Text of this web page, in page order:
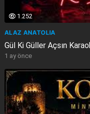
1.252
ALAZ ANATOLIA
Gül Ki Güller Açsın
1 ay önce